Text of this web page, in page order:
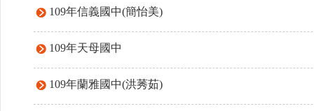
109年信義國中(簡怡美)
109年天母國中
109年蘭雅國中(洪莠茹)